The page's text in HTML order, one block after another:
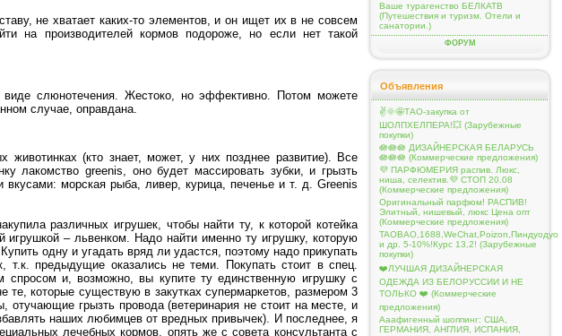
не хватает каких-то элементов, и он ищет их в не совсем
на производителей кормов подороже, но если нет такой
слюнотечения. Жестоко, но эффективно. Потом можете
случае, оправдана.
(кто знает, может, у них позднее развитие). Все
лакомство greenis, оно будет массировать зубки, и грызть
морская рыба, ливер, курица, печенье и т. д. Greenis
различных игрушек, чтобы найти ту, к которой котейка
– львенком. Надо найти именно ту игрушку, которую
одну и угадать вряд ли удастся, поэтому надо прикупать
предыдущие оказались не теми. Покупать стоит в спец.
спросом и, возможно, вы купите ту единственную игрушку с
которые существую в закутках супермаркетов, размером 3
отучающие грызть провода (ветеринария не стоит на месте, и
наших любимцев от вредных привычек). И последнее, я
лечебных кормов, опять же с совета консультанта с
Ваше турагенство БЕЛКАТВ
(Путешествия и туризм. Отели и
санатории.)
ФОРУМ
Объявления
✌️🌞🤩ТАО-закупка от
ШОЛПХЕЛПЕРА!💥 (Зарубежные
покупки)
🪷🪷🪷 ДИЗАЙНЕРСКАЯ БЕЛАРУСЬ
🪷🪷🪷 (Коммерческие предложения)
💜 ПАРФЮМЕРИЯ распив. Люкс,
ниша, селектив.💜 СТОП 20.08
(Коммерческие предложения)
Оригинальный парфюм! РАСПИВ!
Элитный, нишевый, люкс Цена опт
(Коммерческие предложения)
TAOBAO,1688,WeChat,Poizon,Пиндуодуо
и др. 5-10%!Курс 13,2! (Зарубежные
покупки)
❤️ЛУЧШАЯ ДИЗАЙНЕРСКАЯ
ОДЕЖДА ИЗ БЕЛОРУССИИ И НЕ
ТОЛЬКО ❤️ (Коммерческие
предложения)
Ааафигенный шоппинг: США,
ГЕРМАНИЯ, АНГЛИЯ, ИСПАНИЯ,